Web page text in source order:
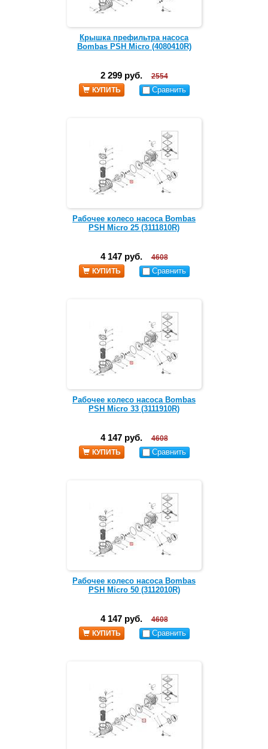
Крышка префильтра насоса
Bombas PSH Micro (4080410R)
2 299 руб.
2554
КУПИТЬ
Сравнить
Рабочее колесо насоса Bombas
PSH Micro 25 (3111810R)
4 147 руб.
4608
КУПИТЬ
Сравнить
Рабочее колесо насоса Bombas
PSH Micro 33 (3111910R)
4 147 руб.
4608
КУПИТЬ
Сравнить
Рабочее колесо насоса Bombas
PSH Micro 50 (3112010R)
4 147 руб.
4608
КУПИТЬ
Сравнить